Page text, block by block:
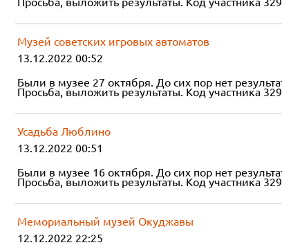
Музей советских игровых автоматов
13.12.2022 00:52
Были в музее 27 октября. До сих пор нет
Просьба, выложить результаты. Код участника
Усадьба Люблино
13.12.2022 00:51
Были в музее 16 октября. До сих пор нет
Просьба, выложить результаты. Код участника
Мемориальный музей Окуджавы
12.12.2022 22:25